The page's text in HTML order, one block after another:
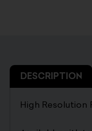
DESCRIPTION
High Resolution